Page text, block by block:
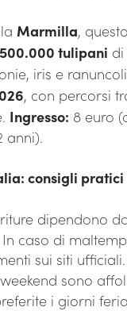
Marmilla,
500.000 tulipani
iris e
, con percorsi
Ingresso: 8 euro
anni).
consigli
dipendono
caso di
sui siti ufficiali.
sono
i giorni